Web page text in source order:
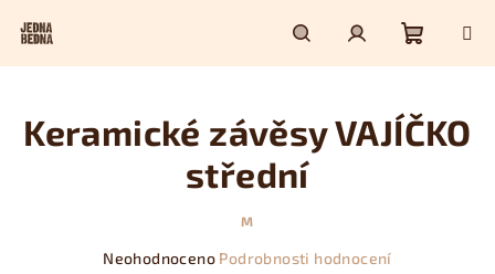
HledatPřihlášení
košík
Keramické závěsy VAJÍČKO
střední
M
Průměrné
Neohodnoceno Podrobnosti hodnocení